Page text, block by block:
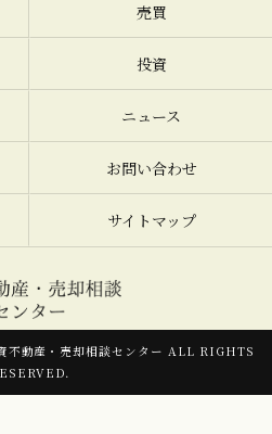
売買
投資
ニュース
お問い合わせ
サイトマップ
不動産・売却相談センター ALL RIGHTS